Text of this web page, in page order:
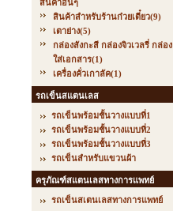
สินค้าอื่นๆ
สินค้าสำหรับร้านก๋วยเตี๋ยว(9)
เตาย่าง(5)
กล่องสังกะสี กล่องจิวเวลรี่ กล่อง
ใส่เอกสาร(1)
เครื่องคั่วเกาลัค(1)
รถเข็นสแตนเลส
รถเข็นพร้อมชั้นวางแบบที่1
รถเข็นพร้อมชั้นวางแบบที่2
รถเข็นพร้อมชั้นวางแบบที่3
รถเข็นสำหรับแขวนผ้า
ครุภัณฑ์สแตนเลสทางการแพทย์
รถเข็นสเตนเลสทางการแพทย์